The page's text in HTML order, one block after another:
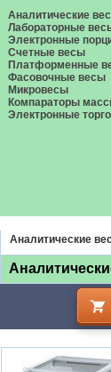
Аналитические
Лабораторные
Электронные
Счетные весы
Платформенные
Фасовочные весы
Микровесы
Компараторы
Электронные
Аналитические